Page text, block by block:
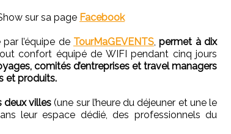
sur sa page Facebook
l’équipe de TourMaGEVENTS,permet à dix
confort équipé de WIFI pendant cinq jours
comités d’entreprises et travel managers
et produits.
deux villes (une sur l’heure du déjeuner et une le
leur espace dédié, des professionnels du